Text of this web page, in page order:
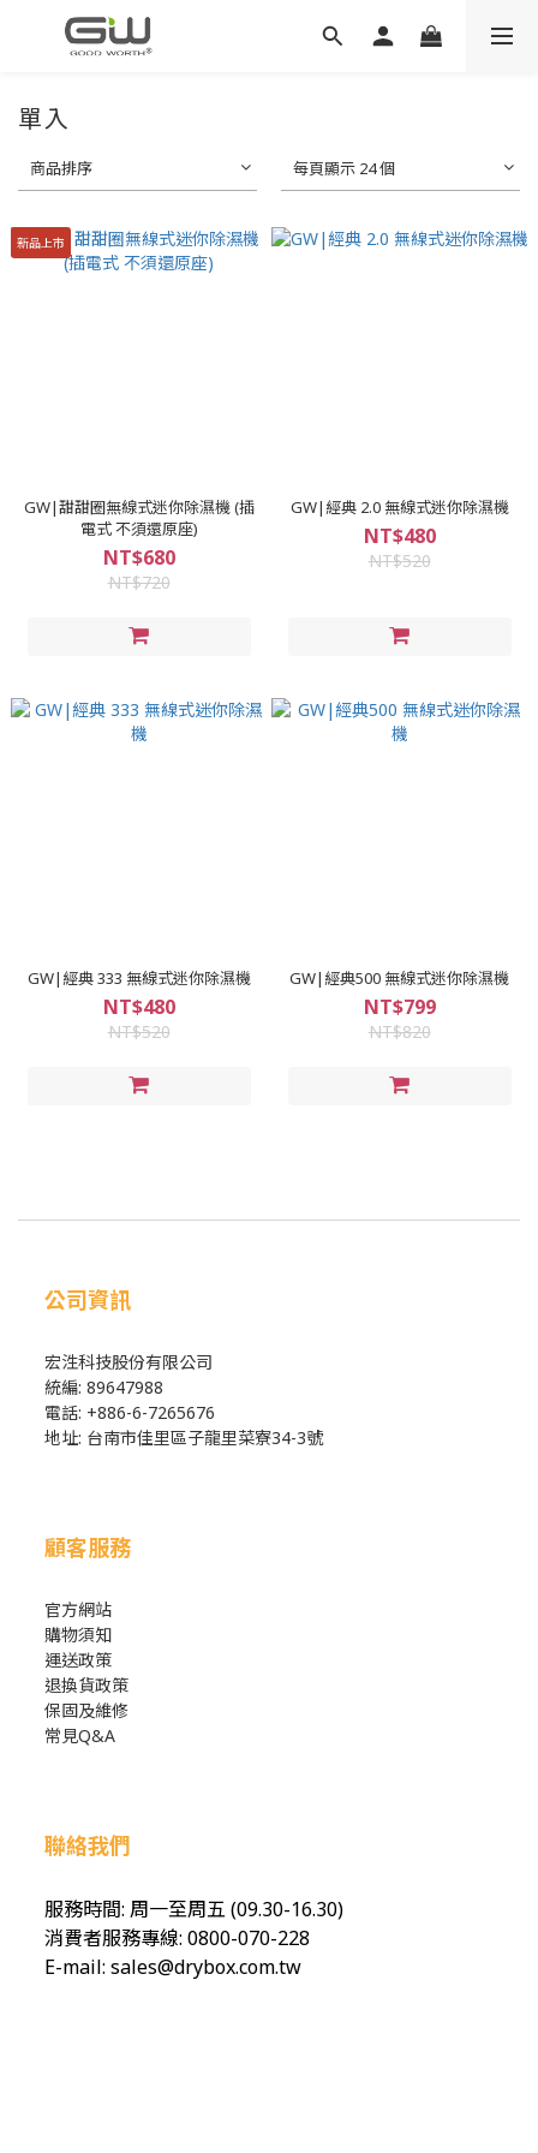
單入
商品排序 每頁顯示 24 個
新品上市
GW|甜甜圈無線式迷你除濕機 (插
電式 不須還原座)
NT$680
NT$720
GW|經典 2.0 無線式迷你除濕機
NT$480
NT$520
GW|經典 333 無線式迷你除濕機
NT$480
NT$520
GW|經典500 無線式迷你除濕機
NT$799
NT$820
公司資訊
宏泩科技股份有限公司
統編: 89647988
電話: +886-6-7265676
地址: 台南市佳里區子龍里菜寮34-3號
顧客服務
官方網站
購物須知
運送政策
退換貨政策
保固及維修
常見Q&A
聯絡我們
服務時間: 周一至周五 (09.30-16.30)
消費者服務專線: 0800-070-228
E-mail: sales@drybox.com.tw